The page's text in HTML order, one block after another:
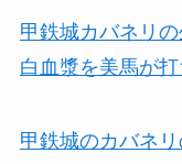
甲鉄城カバネリ
白血漿を美馬が
甲鉄城のカバネ